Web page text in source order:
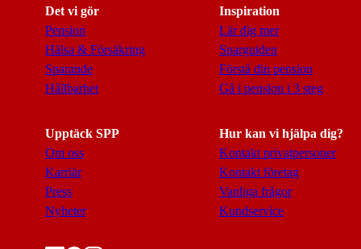
Det vi gör
Pension
Hälsa & Försäkring
Sparande
Hållbarhet
Inspiration
Lär dig mer
Sparguiden
Förstå din pension
Gå i pension i 3 steg
Upptäck SPP
Om oss
Karriär
Press
Nyheter
Hur kan vi hjälpa dig?
Kontakt privatpersoner
Kontakt företag
Vanliga frågor
Kundservice